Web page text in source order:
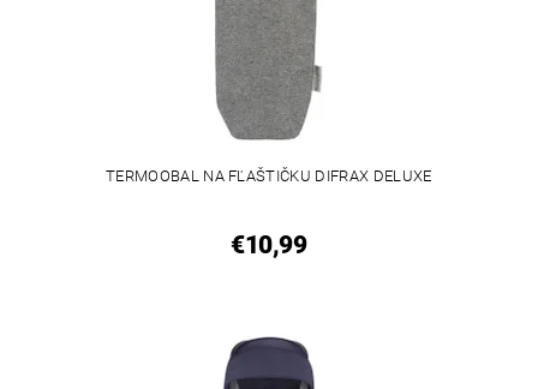
TERMOOBAL NA FĽAŠTIČKU DIFRAX DELUXE
€10,99